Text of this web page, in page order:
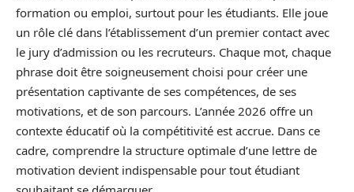
formation ou emploi, surtout pour les étudiants. Elle joue
un rôle clé dans l’établissement d’un premier contact avec
le jury d’admission ou les recruteurs. Chaque mot, chaque
phrase doit être soigneusement choisi pour créer une
présentation captivante de ses compétences, de ses
motivations, et de son parcours. L’année 2026 offre un
contexte éducatif où la compétitivité est accrue. Dans ce
cadre, comprendre la structure optimale d’une lettre de
motivation devient indispensable pour tout étudiant